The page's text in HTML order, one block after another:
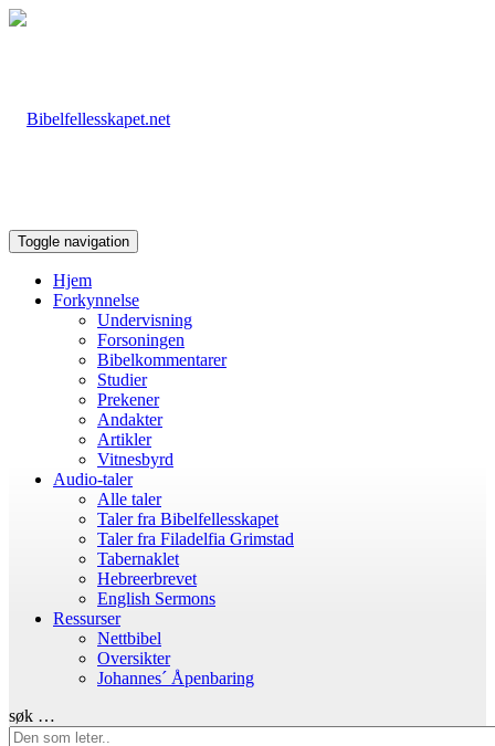
Toggle navigation
Hjem
Forkynnelse
Undervisning
Forsoningen
Bibelkommentarer
Studier
Prekener
Andakter
Artikler
Vitnesbyrd
Audio-taler
Alle taler
Taler fra Bibelfellesskapet
Taler fra Filadelfia Grimstad
Tabernaklet
Hebreerbrevet
English Sermons
Ressurser
Nettbibel
Oversikter
Johannes´ Åpenbaring
søk …